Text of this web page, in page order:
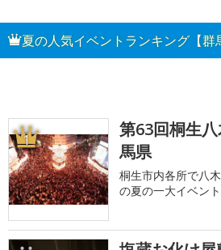
夏の人気イベントランキング【群
1
第63回桐生
馬県
桐生市内各所で八
の夏の一大イベント